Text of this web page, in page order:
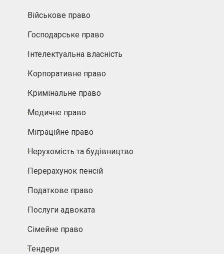
Військове право
Господарське право
Інтелектуальна власність
Корпоративне право
Кримінальне право
Медичне право
Міграційне право
Нерухомість та будівництво
Перерахунок пенсій
Податкове право
Послуги адвоката
Сімейне право
Тендери